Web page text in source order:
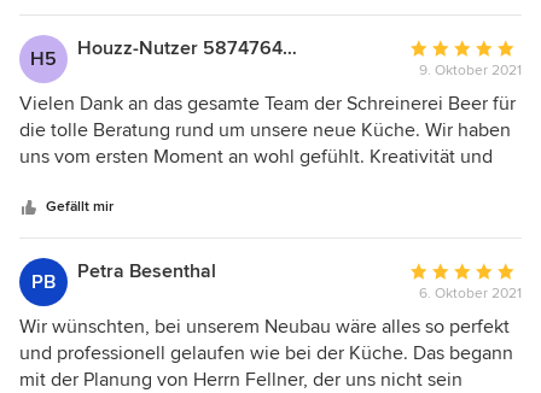
und das Ergebnis übertrifft unsere Erwartungen – einfach
eine mega geile Küche! Die Qualität und Verarbeitung sind
top. Vielen Dank an das ganze Team – absolute
Empfehlung!
H5 Houzz-Nutzer 587476460
Bewertung:
5
von
5
9. Oktober 2021
Vielen Dank an das gesamte Team der Schreinerei Beer für
die tolle Beratung rund um unsere neue Küche. Wir haben
uns vom ersten Moment an wohl gefühlt. Kreativität und
Danke auch an Alex ;-)
Gefällt mir
PB Petra Besenthal
Bewertung:
5
von
5
6. Oktober 2021
Wir wünschten, bei unserem Neubau wäre alles so perfekt
und professionell gelaufen wie bei der Küche. Das begann
mit der Planung von Herrn Fellner, der uns nicht sein